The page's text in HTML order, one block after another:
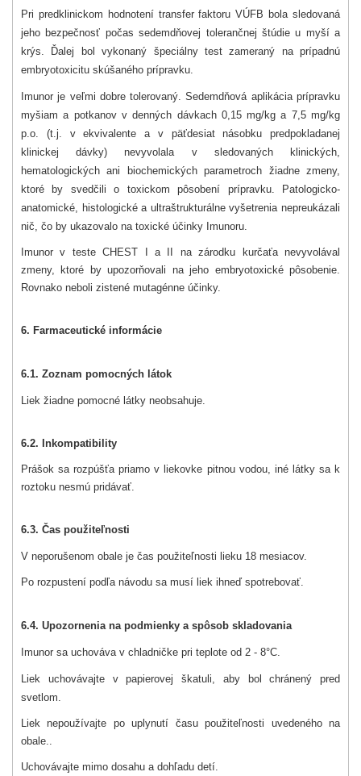
Pri predklinickom hodnotení transfer faktoru VÚFB bola sledovaná
jeho bezpečnosť počas sedemdňovej tolerančnej štúdie u myší a
krýs. Ďalej bol vykonaný špeciálny test zameraný na prípadnú
embryotoxicitu skúšaného prípravku.
Imunor je veľmi dobre tolerovaný. Sedemdňová aplikácia prípravku
myšiam a potkanov v denných dávkach 0,15 mg/kg a 7,5 mg/kg
p.o. (t.j. v ekvivalente a v päťdesiat násobku predpokladanej
klinickej dávky) nevyvolala v sledovaných klinických,
hematologických ani biochemických parametroch žiadne zmeny,
ktoré by svedčili o toxickom pôsobení prípravku. Patologicko-
anatomické, histologické a ultraštrukturálne vyšetrenia nepreukázali
nič, čo by ukazovalo na toxické účinky Imunoru.
Imunor v teste CHEST I a II na zárodku kurčaťa nevyvolával
zmeny, ktoré by upozorňovali na jeho embryotoxické pôsobenie.
Rovnako neboli zistené mutagénne účinky.
6. Farmaceutické informácie
6.1. Zoznam pomocných látok
Liek žiadne pomocné látky neobsahuje.
6.2. Inkompatibility
Prášok sa rozpúšťa priamo v liekovke pitnou vodou, iné látky sa k
roztoku nesmú pridávať.
6.3. Čas použiteľnosti
V neporušenom obale je čas použiteľnosti lieku 18 mesiacov.
Po rozpustení podľa návodu sa musí liek ihneď spotrebovať.
6.4. Upozornenia na podmienky a spôsob skladovania
Imunor sa uchováva v chladničke pri teplote od 2 - 8°C.
Liek uchovávajte v papierovej škatuli, aby bol chránený pred
svetlom.
Liek nepoužívajte po uplynutí času použiteľnosti uvedeného na
obale..
Uchovávajte mimo dosahu a dohľadu detí.